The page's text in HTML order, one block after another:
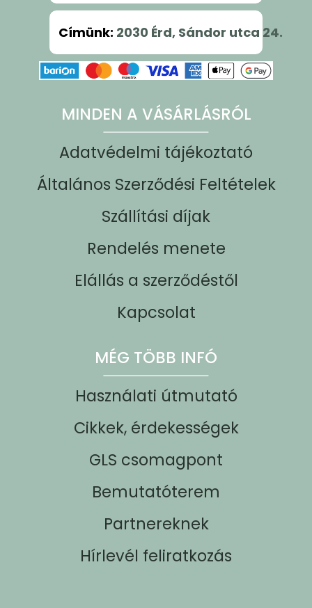
MINDEN A VÁSÁRLÁSRÓL
Adatvédelmi tájékoztató
Általános Szerződési Feltételek
Szállítási díjak
Rendelés menete
Elállás a szerződéstől
Kapcsolat
MÉG TÖBB INFÓ
Használati útmutató
Cikkek, érdekességek
GLS csomagpont
Bemutatóterem
Partnereknek
Hírlevél feliratkozás
Címünk: 2030 Érd, Sándor utca 24.